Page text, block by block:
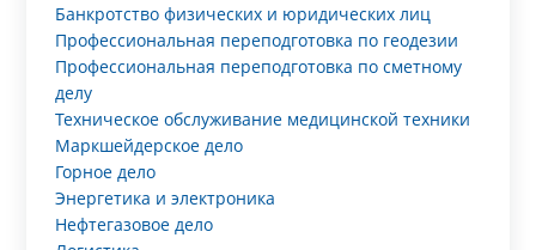
Банкротство физических и юридических лиц
Профессиональная переподготовка по геодезии
Профессиональная переподготовка по сметному
делу
Техническое обслуживание медицинской техники
Маркшейдерское дело
Горное дело
Энергетика и электроника
Нефтегазовое дело